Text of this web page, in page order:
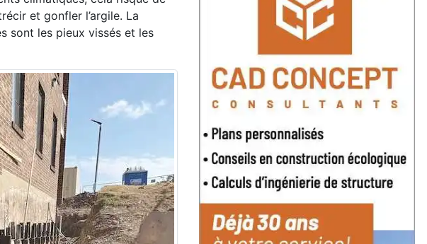
et gonfler l’argile. La
sont les pieux vissés et les